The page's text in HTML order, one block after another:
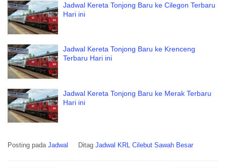
Jadwal Kereta Tonjong Baru ke Cilegon Terbaru
Hari ini
Jadwal Kereta Tonjong Baru ke Krenceng
Terbaru Hari ini
Jadwal Kereta Tonjong Baru ke Merak Terbaru
Hari ini
Posting pada Jadwal Ditag Jadwal KRL Cilebut Sawah Besar